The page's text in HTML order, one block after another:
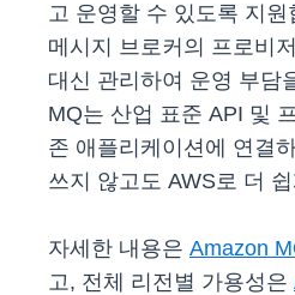
고 운영할 수 있도록 지
메시지 브로커의 프로비
대신 관리하여 운영 부담
MQ는 산업 표준 API 및
존 애플리케이션에 연결
쓰지 않고도 AWS로 더
자세한 내용은 Amazon
고, 전체 리전별 가용성은